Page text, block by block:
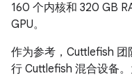
160 个内核和 320 GB
GPU。
作为参考，Cuttlefish 团
行 Cuttlefish 混合设备